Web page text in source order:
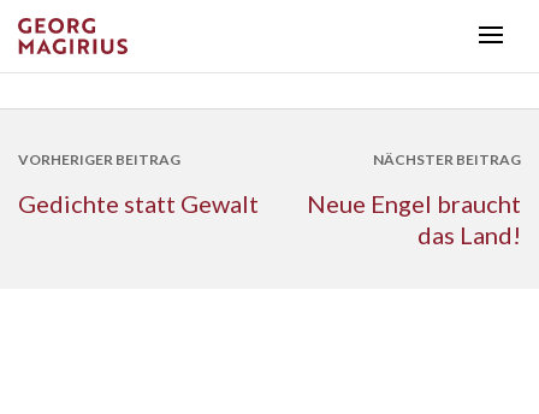
VORHERIGER BEITRAG
Gedichte statt Gewalt
NÄCHSTER BEITRAG
Neue Engel braucht
das Land!